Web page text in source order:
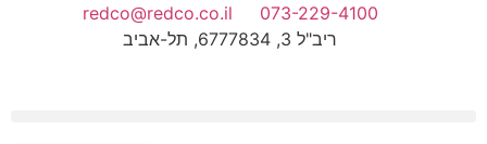
073-229-4100
redco@redco.co.il
ריב"ל 3, 6777834, תל-אביב